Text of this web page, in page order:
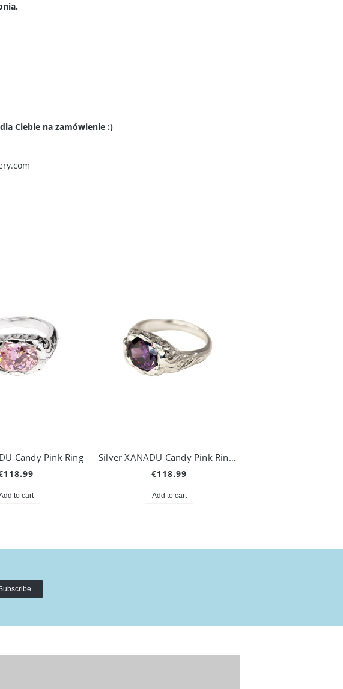
Ciebie na zamówienie :)
Candy Pink Ring
to cart
Silver XANADU Candy Pink Ring (1)
€118.99
Add to cart